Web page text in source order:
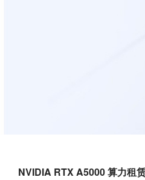
NVIDIA RTX A5000 算力租